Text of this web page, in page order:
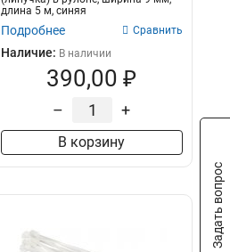
длина 5 м, синяя
Подробнее Сравнить
Наличие: В наличии
390,00 ₽
– +
В корзину
Задать вопрос